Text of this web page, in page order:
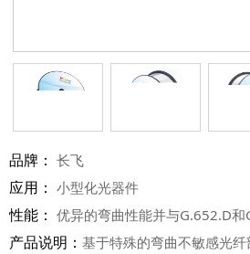
品牌： 长飞
应用： 小型化光器件
性能： 优异的弯曲性能并与G.652.D
产品说明： 基于特殊的弯曲不敏感光